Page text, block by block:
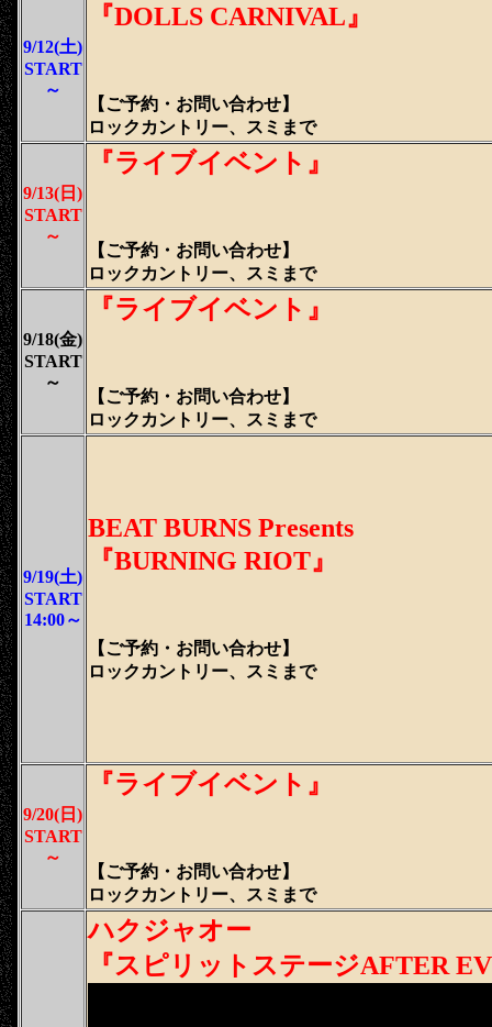
9/12(土)
START
～
『DOLLS CARNIVAL』
【ご予約・ お問い合わせ】
ロックカントリー、スミまで
9/13(日)
START
～
『ライブイベント』
【ご予約・ お問い合わせ】
ロックカントリー、スミまで
9/18(金)
START
～
『ライブイベント』
【ご予約・ お問い合わせ】
ロックカントリー、スミまで
9/19(土)
START
14:00～
BEAT BURNS Presents
『BURNING RIOT』
【ご予約・ お問い合わせ】
ロックカントリー、スミまで
9/20(日)
START
～
『ライブイベント』
【ご予約・ お問い合わせ】
ロックカントリー、スミまで
ハクジャオー
『スピリットステージAFTER